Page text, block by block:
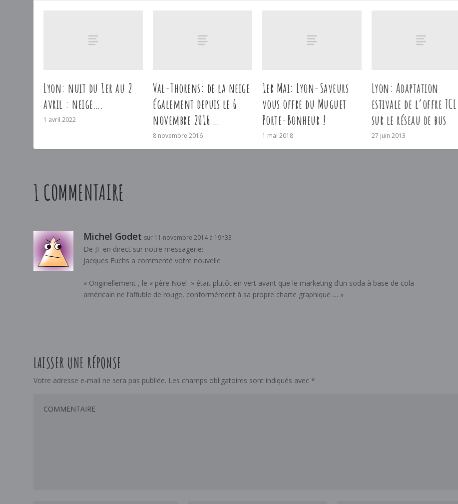
Lyon: nuit du 1er au 2
avril : neige….
1 avril 2022
Val-Thorens: de la neige
également depuis le 6
novembre 2016 …
8 novembre 2016
1er Mai: Lyon-Saveurs
vous offre du Muguet
Porte-Bonheur !
1 mai 2018
Lyon: Adaptation
estivale de l’offre TCL
sur le réseau de bus
27 juin 2013
1 COMMENTAIRE
Michel Godet sur 11 novembre 2014 à 19h33
De JF en direct sur notre messagerie:
Jacques Fuchs a commenté votre nouvelle
« Originellement , le « père Noël » était plutôt en vert avant que le marketing d’un soda à base de cola
américain ne l’affuble de rouge, conformément à sa propre charte graphique … »
LAISSER UNE RÉPONSE
Votre adresse e-mail ne sera pas publiée. Les champs obligatoires sont indiqués avec *